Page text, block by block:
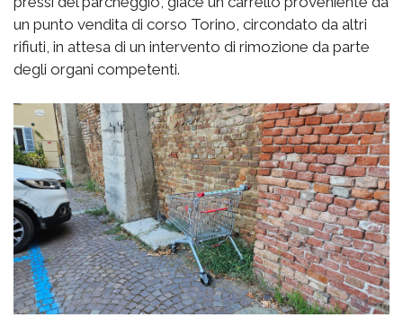
un punto vendita di corso Torino, circondato da altri
rifiuti, in attesa di un intervento di rimozione da parte
degli organi competenti.